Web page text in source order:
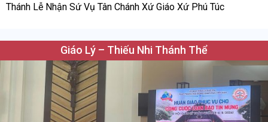
Thánh Lễ Nhận Sứ Vụ Tân Chánh Xứ Giáo Xứ Phú Túc
Giáo Lý – Thiếu Nhi Thánh Thể